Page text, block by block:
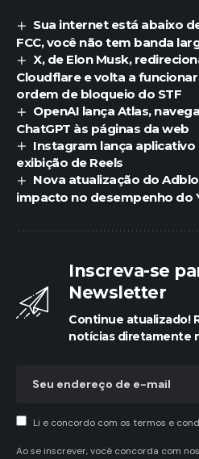
Sua internet está abaixo
FCC, você não tem banda
X, de Elon Musk,
Cloudflare e volta a
ordem de bloqueio do STF
OpenAI lança Atlas,
ChatGPT às páginas da web
Instagram lança aplicativo
exibição de Reels
Nova atualização do
impacto no desempenho do
Inscreva-se
Newsletter
Continue atualizado!
notícias diretamente
Li e concordo com os termos e
Ao se inscrever, você concorda com